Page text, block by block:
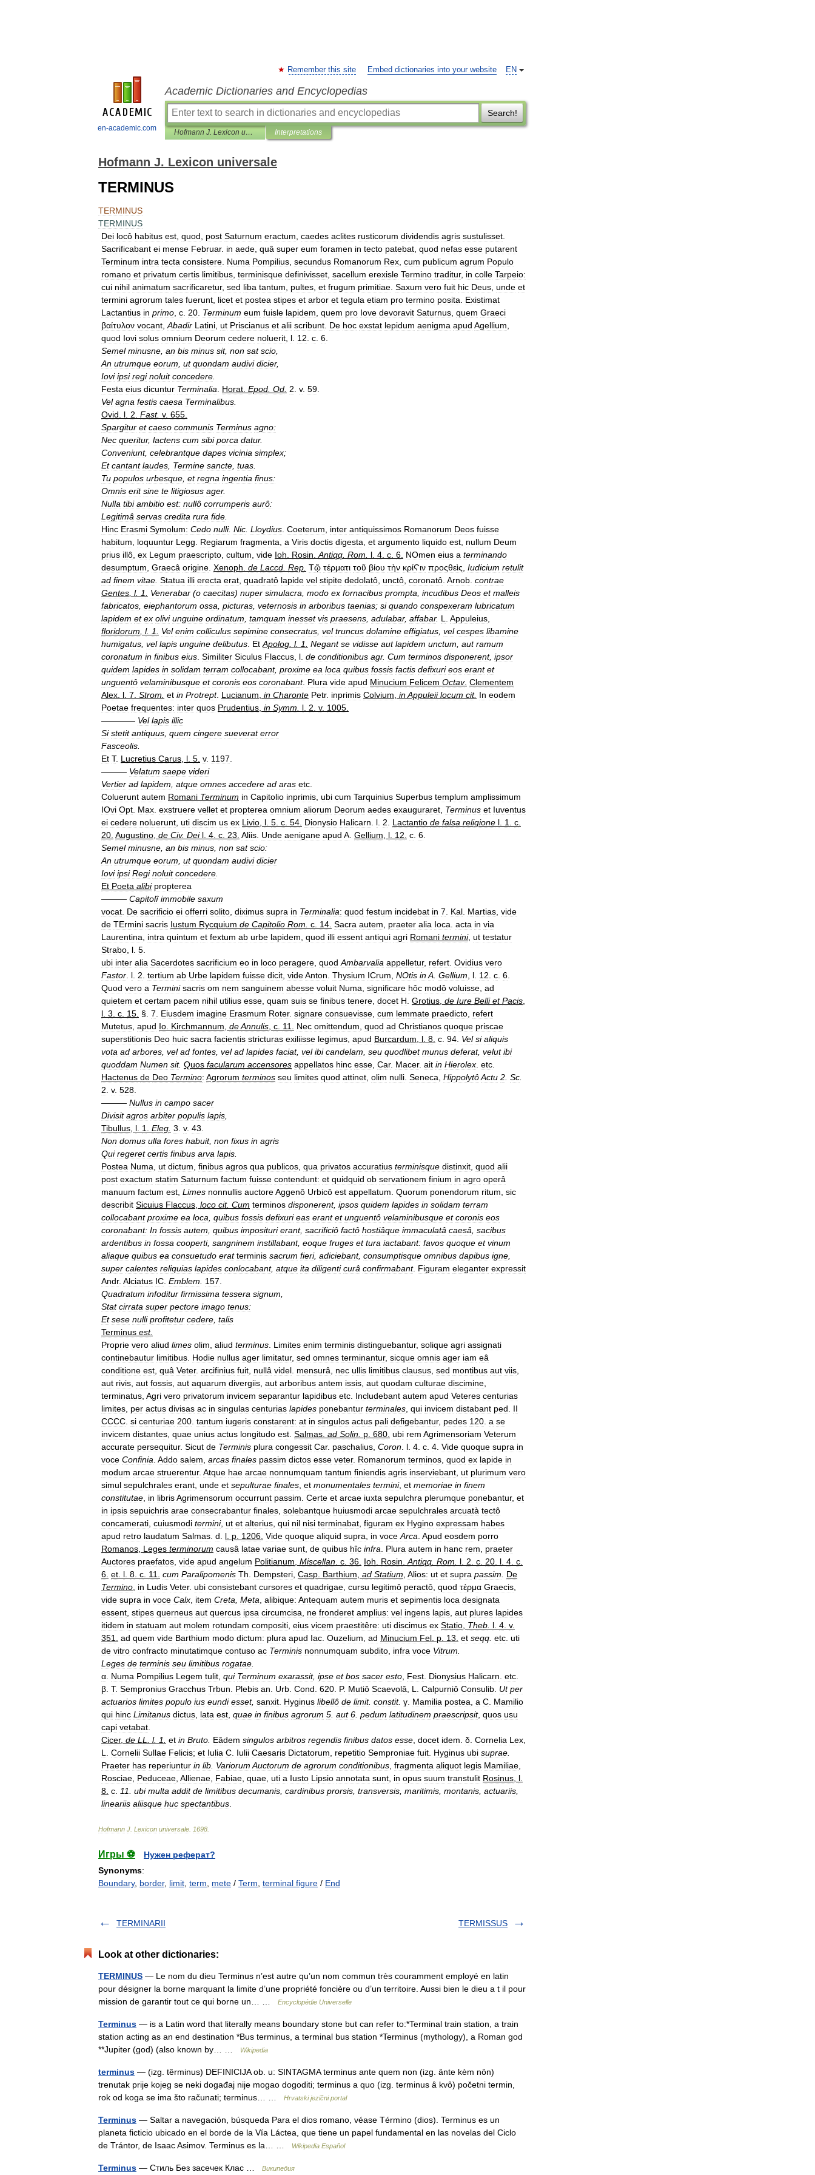
en-academic.com
EN
Remember this site Embed dictionaries into your website
Academic Dictionaries and Encyclopedias
Search!
Hofmann J. Lexicon universale Interpretations
Hofmann J. Lexicon universale
TERMINUS
TERMINUS
TERMINUS
Dei locô habitus est quod post Saturnum eractum caedes aclites rusticorum dividendis agris sustulisset
Sacrificabant ei mense Februar. in aede quâ super eum foramen in tecto patebat quod nefas esse putarent
Terminum intra tecta consistere Numa Pompilius secundus Romanorum Rex cum publicum agrum Populo
romano et privatum certis limitibus terminisque definivisset sacellum erexisle Termino traditur, in colle Tarpeio:
cui nihil animatum sacrificaretur, sed liba tantum pultes et frugum primitiae Saxum vero fuit hic Deus unde et
termini agrorum tales fuerunt licet et postea stipes et arbor et tegula etiam pro termino posita
Existimat
Lactantius in primo c 20 Terminum eum fuisle lapidem quem pro Iove devoravit Saturnus quem Graeci
βαίτυλον vocant Abadir Latini ut Priscianus et alii scribunt De hoc exstat lepidum aenigma apud Agellium
quod Iovi solus omnium Deorum cedere noluerit l 12 c 6
Semel minusne an bis minus sit, non sat scio
An utrumque eorum ut quondam audivi dicier,
Iovi ipsi regi noluit concedere
Festa eius dicuntur Terminalia Horat Epod Od 2 v. 59
Vel agna festis caesa Terminalibus
Ovid
l 2 Fast. v. 655
Spargitur et caeso communis Terminus agno:
Nec queritur, lactens cum sibi porca datur.
Conveniunt, celebrantque dapes vicinia simplex;
Et cantant laudes Termine sancte tuas
Tu populos urbesque et regna ingentia finus:
Omnis erit sine te litigiosus ager.
Nulla tibi ambitio est: nullô corrumperis aurô:
Legitimâ servas credita rura fide
Hinc Erasmi Symolum: Cedo nulli. Nic Lloydius Coeterum inter antiquissimos Romanorum Deos fuisse
habitum
loquuntur Legg Regiarum fragmenta a Viris doctis digesta et argumento liquido est nullum Deum
prius illô ex Legum praescripto cultum vide Ioh Rosin Antiqq Rom l 4 c 6 NOmen eius a terminando
desumptum Graecâ origine Xenoph de Laccd Rep Τῷ τέρματι τοῦ βίου τὴν κρίϚιν προςθεὶς Iudicium retulit
ad finem vitae Statua illi erecta erat quadratô lapide vel stipite dedolatô unctô coronatô Arnob contrae
Gentes l. 1 Venerabar (o caecitas) nuper simulacra modo ex fornacibus prompta incudibus Deos et malleis
fabricatos eiephantorum ossa picturas veternosis in arboribus taenias; si quando conspexeram lubricatum
lapidem et ex olivi unguine ordinatum tamquam inesset vis praesens adulabar, affabar. L Appuleius
floridorum l. 1 Vel enim colliculus sepimine consecratus vel truncus dolamine effigiatus vel cespes libamine
humigatus vel lapis unguine delibutus Et Apolog l. 1 Negant se vidisse aut lapidem unctum aut ramum
coronatum in finibus eius Similiter Siculus Flaccus l de conditionibus agr. Cum terminos disponerent, ipsor
quidem lapides in solidam terram collocabant, proxime ea loca quibus fossis factis defixuri eos erant et
unguentô velaminibusque et coronis eos coronabant. Plura vide apud Minucium Felicem Octav. Clementem
Alex l 7 Strom et in Protrept. Lucianum in Charonte Petr. inprimis Colvium inAppuleii locum cit. In eodem
Poetae frequentes: inter quos Prudentius in Symm l 2 v. 1005
———— Vel lapis illic
Si stetit antiquus quem cingere sueverat error
Fasceolis
Et T. Lucretius Carus l 5 v. 1197
——— Velatum saepe videri
Vertier ad lapidem atque omnes accedere ad aras etc
Coluerunt autem Romani Terminum in Capitolio inprimis ubi cum Tarquinius Superbus templum amplissimum
IOvi Opt Max exstruere vellet et propterea omnium aliorum Deorum aedes exauguraret Terminus et Iuventus
ei cedere noluerunt uti discim us ex Livio l 5 c 54 Dionysio Halicarn l 2 Lactantio de falsa religione l 1 c
20 Augustino de Civ. Dei l 4 c 23 Aliis Unde aenigane apud A Gellium l 12 c 6
Semel minusne an bis minus non sat scio:
An utrumque eorum ut quondam audivi dicier
Iovi ipsi Regi noluit concedere
Et Poeta alibi propterea
——— Capitolî immobile saxum
vocat De sacrificio ei offerri solito diximus supra in Terminalia: quod festum incidebat in 7 Kal Martias vide
de TErmini sacris Iustum Rycquium de Capitolio Rom c 14 Sacra autem praeter alia Ioca acta in via
Laurentina
intra quintum et fextum ab urbe lapidem quod illi essent antiqui agri Romani termini, ut testatur
Strabo l 5
ubi inter alia Sacerdotes sacrificium eo in loco peragere quod Ambarvalia appelletur, refert Ovidius vero
Fastor l 2 tertium ab Urbe lapidem fuisse dicit videAnton Thysium ICrum NOtis inA Gellium l 12 c 6
Quod vero a Termini sacris om nem sanguinem abesse voluit Numa significare hôc modô voluisse ad
quietem et certam pacem nihil utilius esse quam suis se finibus tenere docet H Grotius de Iure Belli et Pacis
l 3 c 15 §. 7 Eiusdem imagine Erasmum Roter. signare consuevisse cum lemmate praedicto refert
Mutetus apud Io Kirchmannum deAnnulis c 11 Nec omittendum quod ad Christianos quoque priscae
superstitionis Deo huic sacra facientis stricturas exiliisse legimus apud Burcardum l 8 c 94 Vel si aliquis
vota ad arbores vel ad fontes vel ad lapides faciat, vel ibi candelam seu quodlibet munus deferat, velut ibi
quoddam Numen sit. Quos facularum accensores appellatos hinc esse Car. Macer. ait in Hierolex etc
Hactenus de Deo Termino: Agrorum terminos seu limites quod attinet olim nulli Seneca HippolytôActu 2 Sc
2 v. 528
——— Nullus in campo sacer
Divisit agros arbiter populis lapis
Tibullus l 1 Eleg 3 v. 43
Non domus ulla fores habuit, non fixus in agris
Qui regeret certis finibus arva lapis
Postea Numa ut dictum finibus agros qua publicos qua privatos accuratius terminisque distinxit quod alii
post exactum statim Saturnum factum fuisse contendunt: et quidquid ob servationem finium in agro operâ
manuum factum est Limes nonnullis auctoreAggenô Urbicô est appellatum Quorum ponendorum ritum sic
describit Sicuius Flaccus loco cit. Cum terminos disponerent, ipsos quidem lapides in solidam terram
collocabant proxime ea loca quibus fossis defixuri eas erant et unguentô velaminibusque et coronis eos
coronabant: In fossis autem quibus imposituri erant, sacrificiô factô hostiâque immaculatâ caesâ sacibus
ardentibus in fossa cooperti, sangninem instillabant, eoque fruges et tura iactabant: favos quoque et vinum
aliaque quibus ea consuetudo erat terminis sacrum fieri, adiciebant, consumptisque omnibus dapibus igne
super calentes reliquias lapides conlocabant, atque ita diligenti curâ confirmabant. Figuram eleganter expressit
Andr. Alciatus IC Emblem 157
Quadratum infoditur firmissima tessera signum
Stat cirrata super pectore imago tenus:
Et sese nulli profitetur cedere talis
Terminus est.
Proprie vero aliud limes olim aliud terminus Limites enim terminis distinguebantur, solique agri assignati
continebautur limitibus Hodie nullus ager limitatur, sed omnes terminantur, sicque omnis ager iam eâ
conditione est quâ Veter. arcifinius fuit nullâ videl mensurâ nec ullis limitibus clausus sed montibus aut viis
aut rivis aut fossis aut aquarum divergiis aut arboribus antem issis aut quodam culturae discimine
terminatus Agri vero privatorum invicem separantur lapidibus etc Includebant autem apud Veteres centurias
limites per actus divisas ac in singulas centurias lapides ponebantur terminales qui invicem distabant ped
II
CCCC si centuriae 200 tantum iugeris constarent: at in singulos actus pali defigebantur, pedes 120 a se
invicem distantes quae unius actus longitudo est Salmas ad Solin p 680 ubi rem Agrimensoriam Veterum
accurate persequitur. Sicut de Terminis plura congessit Car. paschalius Coron l 4 c 4 Vide quoque supra in
voce Confinia Addo salem arcas finales passim dictos esse veter. Romanorum terminos quod ex lapide in
modum arcae struerentur. Atque hae arcae nonnumquam tantum finiendis agris inserviebant ut plurimum vero
simul sepulchrales erant unde et sepulturae finales et monumentales termini, et memoriae in finem
constitutae in librisAgrimensorum occurrunt passim Certe et arcae iuxta sepulchra plerumque ponebantur, et
in ipsis sepuichris arae consecrabantur finales solebantque huiusmodi arcae sepulchrales arcuatà tectô
concamerati cuiusmodi termini, ut et alterius qui nil nisi terminabat figuram ex Hygino expressam habes
apud retro laudatum Salmas d l p 1206 Vide quoque aliquid supra in voce Arca Apud eosdem porro
Romanos Leges terminorum causâ latae variae sunt de quibus hîc infra Plura autem in hanc rem
praeter
Auctores praefatos vide apud angelum Politianum Miscellan c 36 Ioh Rosin Antiqq Rom l 2 c 20 l 4 c
6 et l 8 c 11 cum Paralipomenis Th Dempsteri Casp Barthium ad Statium Alios: ut et supra passim
De
Termino in Ludis Veter. ubi consistebant cursores et quadrigae cursu legitimô peractô quod τέρμα Graecis
vide supra in voce Calx item Creta Meta alibique: Antequam autem muris et sepimentis loca designata
essent stipes querneus aut quercus ipsa circumcisa ne fronderet amplius: vel ingens lapis aut plures lapides
itidem in statuam aut molem rotundam compositi eius vicem praestitêre: uti discimus ex Statio Theb l 4 v.
351
ad quem vide Barthium modo dictum: plura apud Iac Ouzelium ad Minucium Fel p 13 et seqq etc uti
de vitro confracto minutatimque contuso ac Terminis nonnumquam subdito infra voce Vitrum
Leges de terminis seu limitibus rogatae
α Numa Pompilius Legem tulit qui Terminum exarassit, ipse et bos sacer esto Fest Dionysius Halicarn etc
β T. Sempronius Gracchus Trbun Plebis an Urb Cond 620 P. Mutiô Scaevolâ L Calpurniô Consulib Ut per
actuarios limites populo ius eundi esset, sanxit Hyginus libellô de limit. constit. γ Mamilia postea a C Mamilio
qui hinc Limitanus dictus lata est quae in finibus agrorum 5 aut 6 pedum latitudinem praescripsit, quos usu
capi vetabat
Cicer, de LL l. 1 et in Bruto Eâdem singulos arbitros regendis finibus datos esse docet idem δ Cornelia Lex
L
Cornelii Sullae Felicis; et Iulia C Iulii Caesaris Dictatorum repetitio Semproniae fuit Hyginus ubi suprae
Praeter has reperiuntur in lib Variorum Auctorum de agrorum conditionibus fragmenta aliquot legis Mamiliae
Rosciae Peduceae Allienae Fabiae quae uti a Iusto Lipsio annotata sunt in opus suum transtulit Rosinus l
8 c 11 ubi multa addit de limitibus decumanis cardinibus prorsis transversis maritimis montanis actuariis
lineariis aliisque huc spectantibus
Hofmann J Lexicon universale 1698
Игры ⚽
Нужен реферат?
Synonyms:
Boundary, border, limit term mete / Term terminal figure / End
TERMINARII TERMISSUS
Look at other dictionaries:
TERMINUS — Le nom du dieu Terminus n’est autre qu’un nom commun très couramment employé en latin
pour désigner la borne marquant la limite d’une propriété foncière ou d’un territoire. Aussi bien le dieu a t il pour
mission de garantir tout ce qui borne un… …
Encyclopédie Universelle
Terminus — is a Latin word that literally means boundary stone but can refer to:*Terminal train station, a train
station acting as an end destination *Bus terminus, a terminal bus station *Terminus (mythology), a Roman god
**Jupiter (god) (also known by… …
Wikipedia
terminus — (izg. tȅrminus) DEFINICIJA ob. u: SINTAGMA terminus ante quem non (izg. ȃnte kèm nȏn)
trenutak prije kojeg se neki događaj nije mogao dogoditi; terminus a quo (izg. terminus ȃ kvȏ) početni termin,
rok od koga se ima što računati; terminus… …
Hrvatski jezični portal
Terminus — Saltar a navegación, búsqueda Para el dios romano, véase Término (dios). Terminus es un
planeta ficticio ubicado en el borde de la Vía Láctea, que tiene un papel fundamental en las novelas del Ciclo
de Trántor, de Isaac Asimov. Terminus es la… …
Wikipedia Español
Terminus — Стиль Без засечек Клас … Википедия